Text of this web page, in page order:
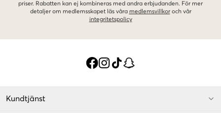
priser. Rabatten kan ej kombineras med andra erbjudanden. För mer
detaljer om medlemsskapet läs våra medlemsvillkor och vår
integritetspolicy
Kundtjänst